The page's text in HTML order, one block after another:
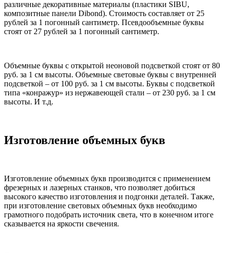
различные декоративные материалы (пластики SIBU,
композитные панели Dibond). Стоимость составляет от 25
рублей за 1 погонный сантиметр. Псевдообъемные буквы
стоят от 27 рублей за 1 погонный сантиметр.
Объемные буквы с открытой неоновой подсветкой стоят от 80
руб. за 1 см высоты. Объемные световые буквы с внутренней
подсветкой – от 100 руб. за 1 см высоты. Буквы с подсветкой
типа «конражур» из нержавеющей стали – от 230 руб. за 1 см
высоты. И т.д.
Изготовление объемных букв
Изготовление объемных букв производится с применением
фрезерных и лазерных станков, что позволяет добиться
высокого качество изготовления и подгонки деталей. Также,
при изготовление световых объемных букв необходимо
грамотного подобрать источник света, что в конечном итоге
сказывается на яркости свечения.